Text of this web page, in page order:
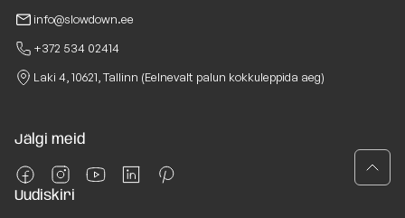
info@slowdown.ee
+372 534 02414
Laki 4, 10621, Tallinn (Eelnevalt palun kokkuleppida aeg)
Jälgi meid
Uudiskiri